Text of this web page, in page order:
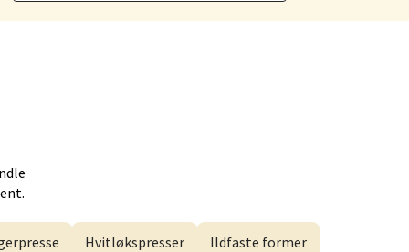
Hvitløkspresser Ildfaste former